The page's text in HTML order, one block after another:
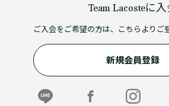
Team Lacosteに
ご入会をご希望の方は、こちらよりご
新規会員登録